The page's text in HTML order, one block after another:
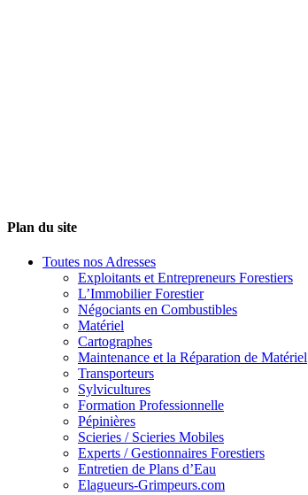
Plan du site
Toutes nos Adresses
Exploitants et Entrepreneurs Forestiers
L’Immobilier Forestier
Négociants en Combustibles
Matériel
Cartographes
Maintenance et la Réparation de Matériel
Transporteurs
Sylvicultures
Formation Professionnelle
Pépinières
Scieries / Scieries Mobiles
Experts / Gestionnaires Forestiers
Entretien de Plans d’Eau
Elagueurs-Grimpeurs.com